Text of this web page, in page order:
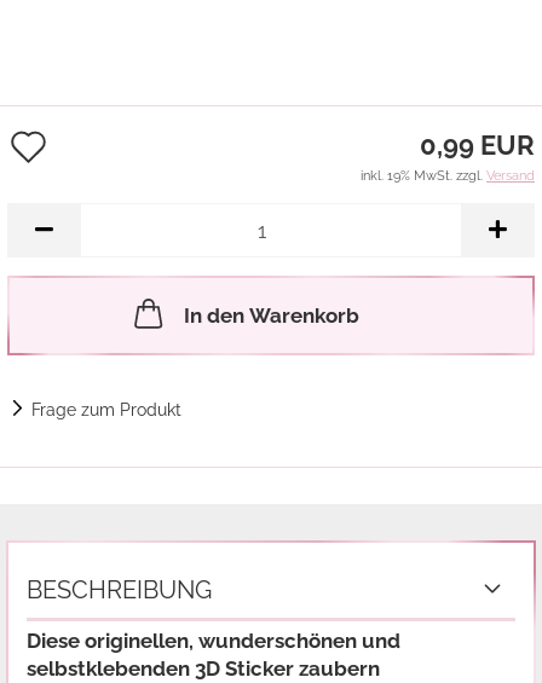
Merkzettel
0,99 EUR
inkl. 19% MwSt. zzgl. Versand
In den Warenkorb
Frage zum Produkt
BESCHREIBUNG
Diese originellen, wunderschönen und
selbstklebenden 3D Sticker zaubern